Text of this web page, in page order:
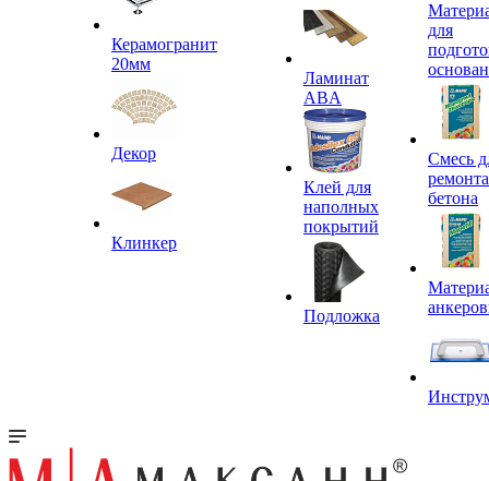
Керамогранит
20мм
Декор
Клинкер
Ламинат
ABA
Клей для
наполных
покрытий
Подложка
для
Смесь
ремонта
бетона